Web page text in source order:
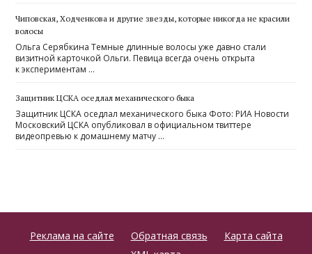
Чиповская, Ходченкова и другие звезды, которые никогда не красили
волосы
Ольга Серябкина Темные длинные волосы уже давно стали
визитной карточкой Ольги. Певица всегда очень открыта
к экспериментам …
Защитник ЦСКА оседлал механического быка
Защитник ЦСКА оседлал механического быка Фото: РИА Новости
Московский ЦСКА опубликовал в официальном твиттере
видеопревью к домашнему матчу …
Реклама на сайте Обратная связь
Карта сайта